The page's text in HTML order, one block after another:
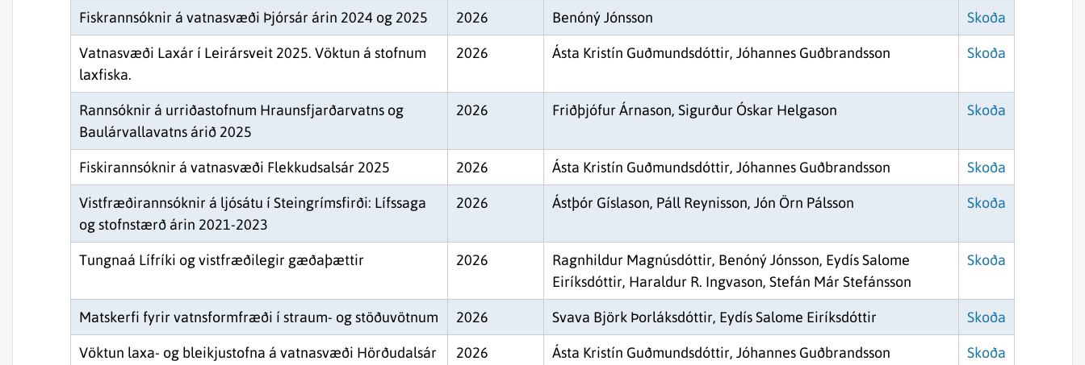
Fiskrannsóknir á vatnasvæði Þjórsár árin 2024 og 2025 2026 Benóný Jónsson Skoða
Vatnasvæði Laxár í Leirársveit 2025. Vöktun á stofnum
laxfiska.
2026 Ásta Kristín Guðmundsdóttir, Jóhannes Guðbrandsson Skoða
Rannsóknir á urriðastofnum Hraunsfjarðarvatns og
Baulárvallavatns árið 2025
2026 Friðþjófur Árnason, Sigurður Óskar Helgason Skoða
Fiskirannsóknir á vatnasvæði Flekkudsalsár 2025 2026 Ásta Kristín Guðmundsdóttir, Jóhannes Guðbrandsson Skoða
Vistfræðirannsóknir á ljósátu í Steingrímsfirði: Lífssaga
og stofnstærð árin 2021-2023
2026 Ástþór Gíslason, Páll Reynisson, Jón Örn Pálsson Skoða
Tungnaá Lífríki og vistfræðilegir gæðaþættir 2026
Ragnhildur Magnúsdóttir, Benóný Jónsson, Eydís Salome
Eiríksdóttir, Haraldur R. Ingvason, Stefán Már Stefánsson
Skoða
Matskerfi fyrir vatnsformfræði í straum- og stöðuvötnum 2026 Svava Björk Þorláksdóttir, Eydís Salome Eiríksdóttir Skoða
Vöktun laxa- og bleikjustofna á vatnasvæði Hörðudalsár
2026 Ásta Kristín Guðmundsdóttir, Jóhannes Guðbrandsson Skoða